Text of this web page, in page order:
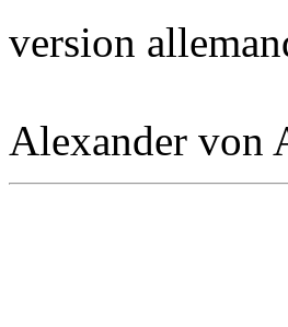
version
Alexander von